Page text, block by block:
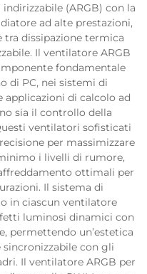
(ARGB) con la
ad alte prestazioni,
dissipazione termica
Il ventilatore ARGB
fondamentale
di PC, nei sistemi di
applicazioni di calcolo ad
sia il controllo della
ventilatori sofisticati
per massimizzare
i livelli di rumore,
ottimali per
Il sistema di
in ciascun ventilatore
luminosi dinamici con
permettendo un’estetica
sincronizzabile con gli
Il ventilatore ARGB per